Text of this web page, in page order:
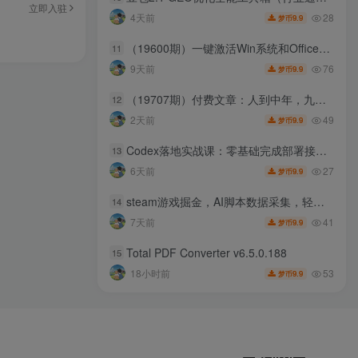
立即入驻
4天前 梦币9.9 28
11 （19600期）一键激活Win系统和Office办公软件，最强电脑激活KMS HUE工具，免费永久可用，支持win系统使用
9天前 梦币9.9 76
12 （19707期）付费文章：人到中年，九个可能帮助你延长寿命的习惯
2天前 梦币9.9 49
13 Codex落地实战课：零基础完成部署接入，活用任务规划拓展办公创作能力
6天前 梦币9.9 27
14 steam游戏掘金，AI脚本数据采集，轻松月入过1W，每7天收益20-80%【揭秘】
7天前 梦币9.9 41
15 Total PDF Converter v6.5.0.188
18小时前 梦币9.9 53